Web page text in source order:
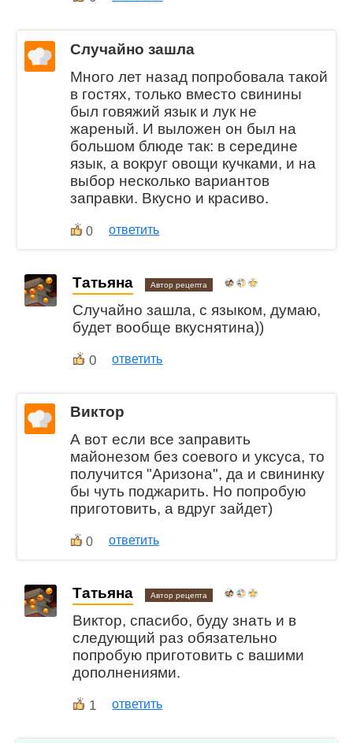
Случайно зашла
Много лет назад попробовала такой
в гостях, только вместо свинины
был говяжий язык и лук не
жареный. И выложен он был на
большом блюде так: в середине
язык, а вокруг овощи кучками, и на
выбор несколько вариантов
заправки. Вкусно и красиво.
0 ответить
Татьяна Автор рецепта
Случайно зашла, с языком, думаю,
будет вообще вкуснятина))
0 ответить
Виктор
А вот если все заправить
майонезом без соевого и уксуса, то
получится "Аризона", да и свининку
бы чуть поджарить. Но попробую
приготовить, а вдруг зайдет)
0 ответить
Татьяна Автор рецепта
Виктор, спасибо, буду знать и в
следующий раз обязательно
попробую приготовить с вашими
дополнениями.
1 ответить